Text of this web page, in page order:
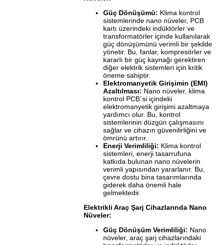
Güç Dönüşümü: Klima kontrol
sistemlerinde nano nüveler, PCB
kartı üzerindeki indüktörler ve
transformatörler içinde kullanılarak
güç dönüşümünü verimli bir şekilde
yönetir. Bu, fanlar, kompresörler ve
kararlı bir güç kaynağı gerektiren
diğer elektrik sistemleri için kritik
öneme sahiptir.
Elektromanyetik Girişimin (EMI)
Azaltılması: Nano nüveler, klima
kontrol PCB´si içindeki
elektromanyetik girişimi azaltmaya
yardımcı olur. Bu, kontrol
sistemlerinin düzgün çalışmasını
sağlar ve cihazın güvenilirliğini ve
ömrünü artırır.
Enerji Verimliliği: Klima kontrol
sistemleri, enerji tasarrufuna
katkıda bulunan nano nüvelerin
verimli yapısından yararlanır. Bu,
çevre dostu bina tasarımlarında
giderek daha önemli hale
gelmektedir.
Elektrikli Araç Şarj Cihazlarında Nano
Nüveler:
Güç Dönüşüm Verimliliği: Nano
nüveler, araç şarj cihazlarındaki